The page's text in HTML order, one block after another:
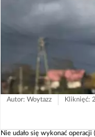
Autor: Woytazz Kliknięć:
Nie udało się wykonać operacji